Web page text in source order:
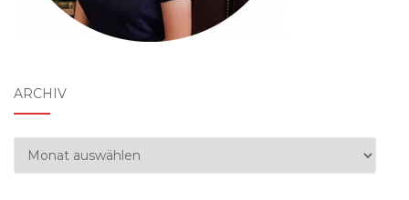
ARCHIV
Archiv